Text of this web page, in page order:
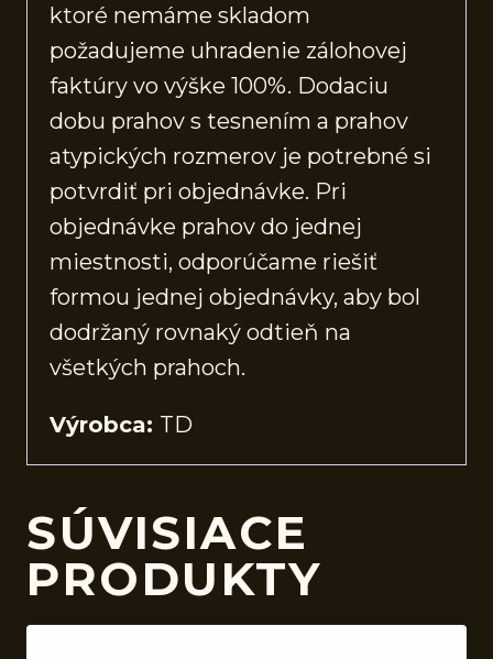
ktoré nemáme skladom
požadujeme uhradenie zálohovej
faktúry vo výške 100%. Dodaciu
dobu prahov s tesnením a prahov
atypických rozmerov je potrebné si
potvrdiť pri objednávke. Pri
objednávke prahov do jednej
miestnosti, odporúčame riešiť
formou jednej objednávky, aby bol
dodržaný rovnaký odtieň na
všetkých prahoch.
Výrobca: TD
SÚVISIACE
PRODUKTY